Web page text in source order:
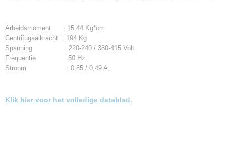
Arbeidsmoment : 15,44 Kg*cm
Centrifugaalkracht : 194 Kg.
Spanning : 220-240 / 380-415 Volt
Frequentie : 50 Hz.
Stroom : 0,85 / 0,49 A.
Klik hier voor het volledige datablad.